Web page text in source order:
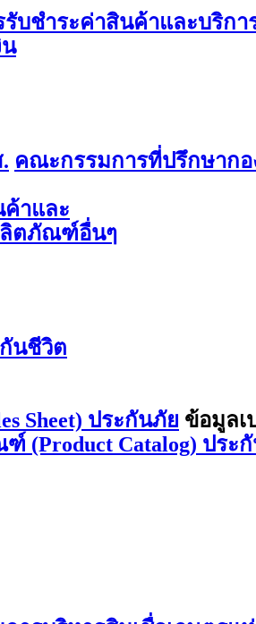
รับชำระค่าสินค้าและบริกา
คณะกรรมการที่ปรึกษาก
ค้าและ
ตภัณฑ์อื่นๆ
นชีวิต
Sheet) ประกันภัย ข้อมูล
(Product Catalog) ประ